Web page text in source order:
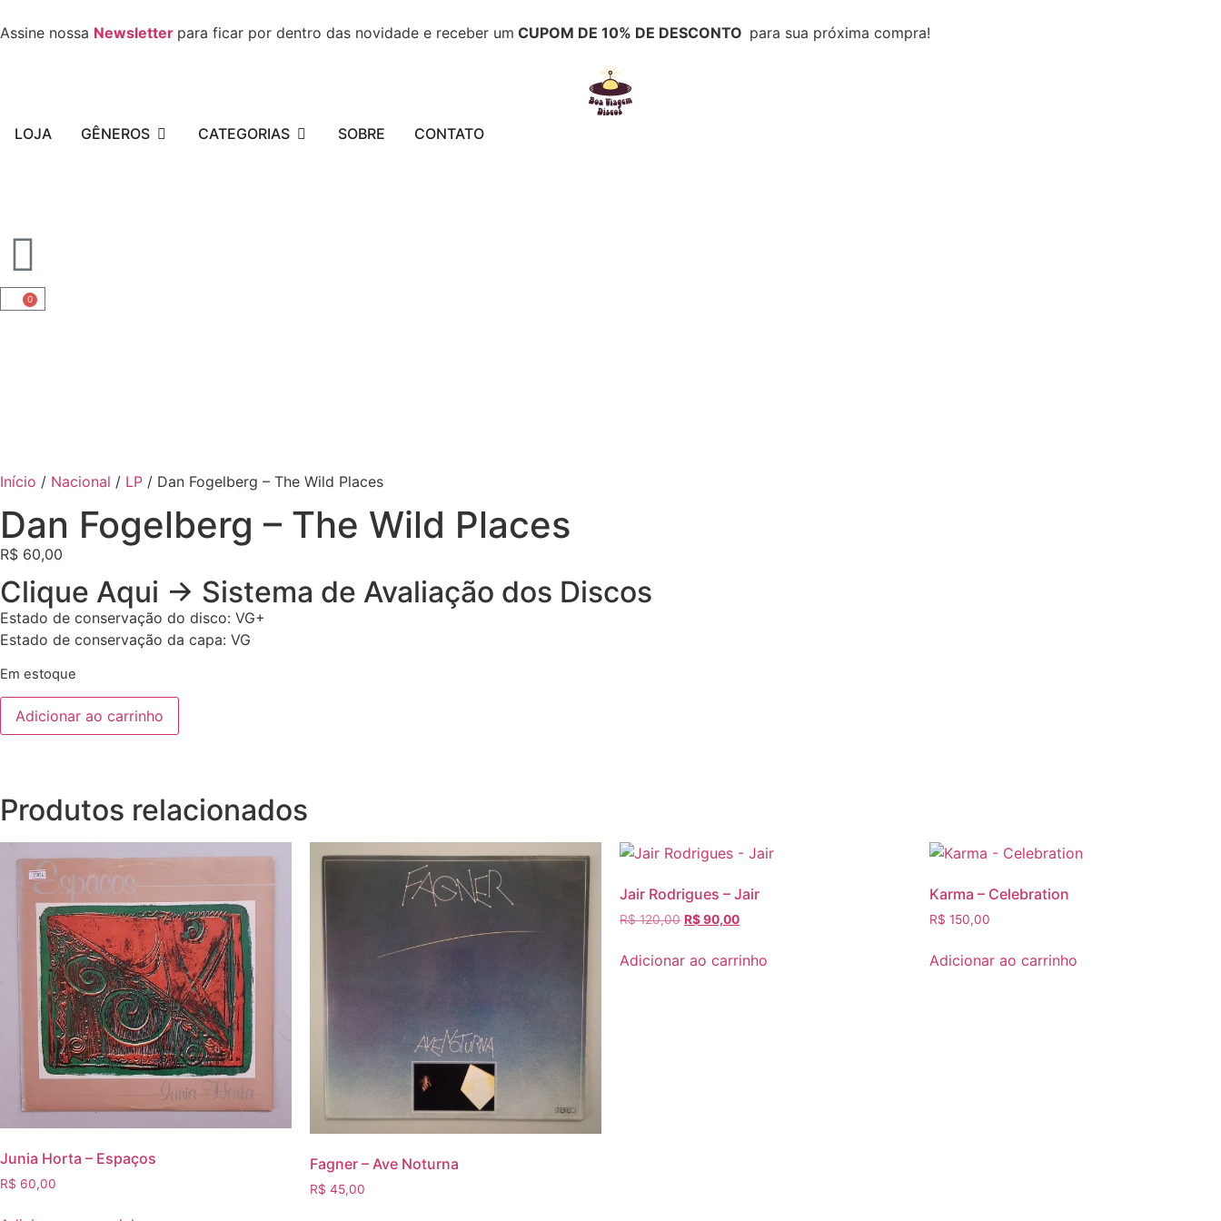
Assine nossa Newsletter para ficar por dentro das novidade e receber um CUPOM DE 10% DE DESCONTO para sua próxima compra!
LOJA GÊNEROS CATEGORIAS SOBRE CONTATO
0
Início / Nacional / LP / Dan Fogelberg – The Wild Places
Dan Fogelberg – The Wild Places
R$ 60,00
Clique Aqui -> Sistema de Avaliação dos Discos
Estado de conservação do disco: VG+
Estado de conservação da capa: VG
Em estoque
Adicionar ao carrinho
Produtos relacionados
Junia Horta – Espaços
R$ 60,00
Fagner – Ave Noturna
R$ 45,00
Jair Rodrigues – Jair
R$120,00 R$90,00
Adicionar ao carrinho
Karma – Celebration
R$ 150,00
Adicionar ao carrinho